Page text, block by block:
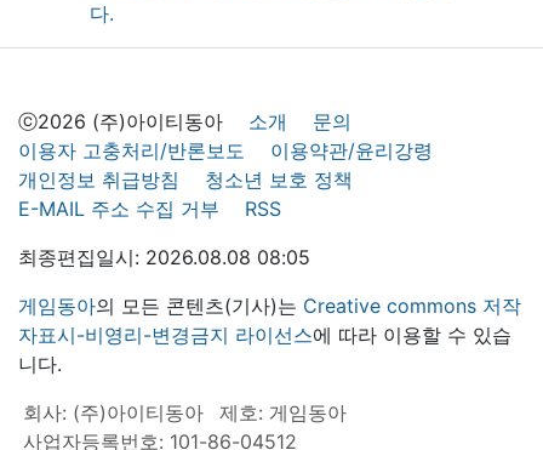
ⓒ2026 (주)아이티동아 소개
문의
이용자 고충처리/반론보도
이용약관/윤리강령
개인정보 취급방침
청소년 보호 정책
E-MAIL 주소 수집 거부
RSS
최종편집일시: 2026.08.08 08:05
게임동아의 모든 콘텐츠(기사)는 Creative commons 저작
자표시-비영리-변경금지 라이선스에 따라 이용할 수 있습
니다.
회사: (주)아이티동아
제호: 게임동아
사업자등록번호: 101-86-04512